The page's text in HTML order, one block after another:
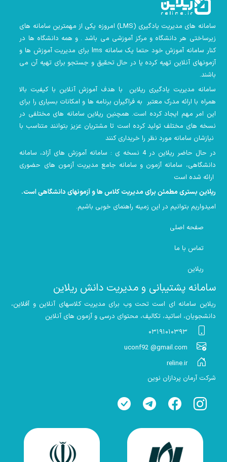
سامانه های مدیریت یادگیری (LMS) امروزه یکی از مهمترین سامانه های
زیرساختی هر دانشگاه و مرکز آموزشی می باشد . و همه دانشگاه ها در
کنار سامانه آموزش خود حتما یک سامانه lms
برای مدیریت آموزش ها و
آزمونهای آنلاین تهیه کرده یا در حال تحقیق و جستجو برای تهیه آن می
باشند.
سامانه مدیریت یادگیری ریلاین با هدف آموزش آنلاین با کیفیت بالا
همراه با ارائه مدرک معتبر به فراگیران برنامه ها و امکانات بسیاری را برای
این امر مهم ایجاد کرده است. همچنین ریلاین سامانه های مختلفی در
نسخه های مختلف تولید کرده است تا مشتریان عزیز بتوانند متناسب با
در حال حاضر ریلاین در 4 نسخه ی : سامانه آموزش های آزاد، سامانه
دانشگاهی، سامانه آزمون و سامانه جامع مدیریت آزمون های حضوری
ریلاین بستری مطمئن برای مدیریت کلاس ها و آزمونهای دانشگاهی است.
امیدواریم بتوانیم در این زمینه راهنمای خوبی باشیم.
صفحه اصلی
تماس با ما
ریلاین
سامانه پشتیبانی و مدیریت دانش ریلاین
ریلاین سامانه ای است تحت وب برای مدیریت کلاسهای آنلاین و آفلاین،
دانشجویان، اساتید، تکالیف، محتوای درسی و آزمون های آنلاین
۰۳۱۹۱۰۱۰۳۹۳
uconf92 @gmail.com
reline.ir
شرکت آرمان پردازان نوین